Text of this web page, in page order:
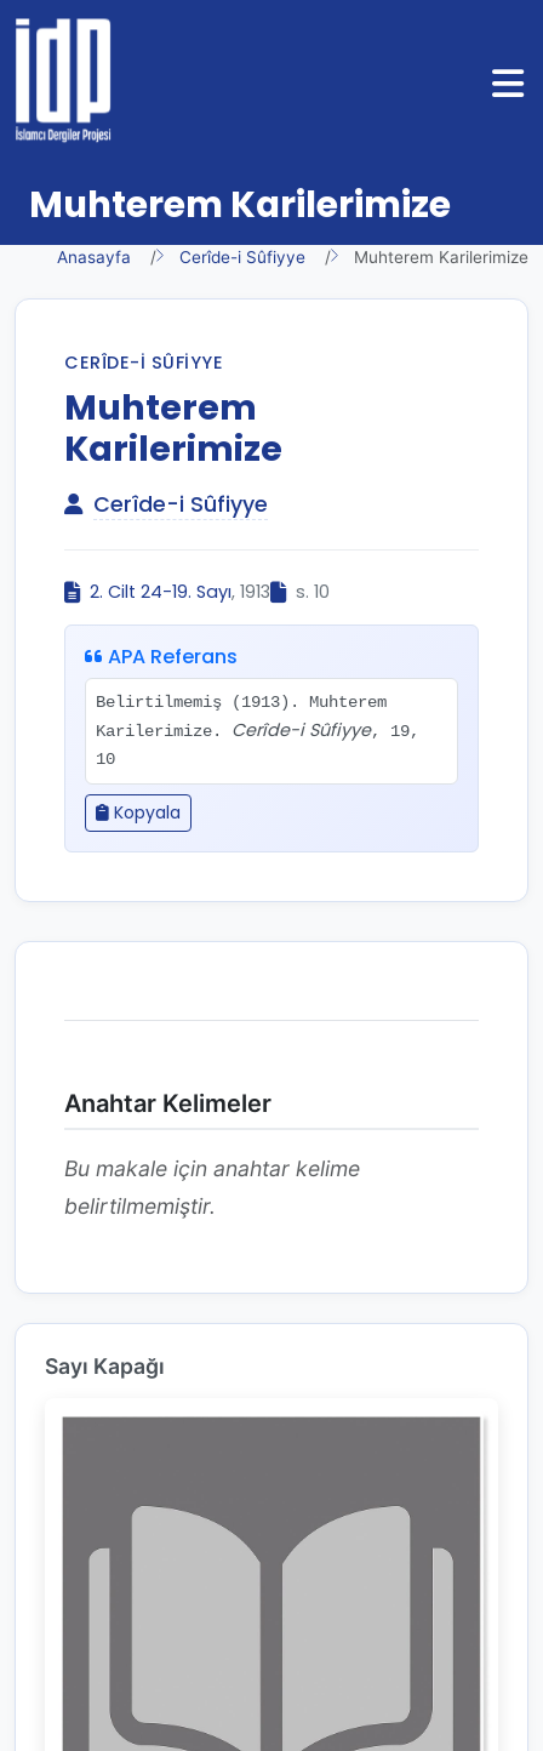
Muhterem Karilerimize
Anasayfa Cerîde-i Sûfiyye Muhterem Karilerimize
CERÎDE-I SÛFIYYE
Muhterem
Karilerimize
Cerîde-i Sûfiyye
2. Cilt 24-19. Sayı, 1913 s. 10
APA Referans
Belirtilmemiş (1913). Muhterem
Karilerimize. Cerîde-i Sûfiyye, 19,
10
Kopyala
Anahtar Kelimeler
Bu makale için anahtar kelime
belirtilmemiştir.
Sayı Kapağı